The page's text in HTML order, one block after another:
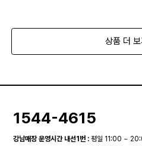
상품 더 보
1544-4615
강남매장 운영시간 내선1번 : 평일 11:00 ~